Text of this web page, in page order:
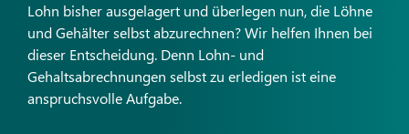
Lohn bisher ausgelagert und überlegen nun, die Löhne
und Gehälter selbst abzurechnen? Wir helfen Ihnen bei
dieser Entscheidung. Denn Lohn- und
Gehaltsabrechnungen selbst zu erledigen ist eine
anspruchsvolle Aufgabe.